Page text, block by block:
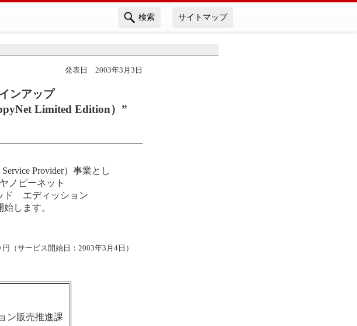
検索 サイトマップ
発表日 2003年3月3日
ンアップ
Limited Edition）”
Provider）事業とし
ノピーネット
ド エディッション
します。
（サービス開始日：2003年3月4日）
ン販売推進課